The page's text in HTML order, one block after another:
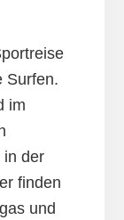
Surfen.
im
in der
finden
und